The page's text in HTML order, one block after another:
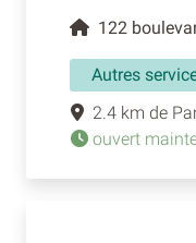
122
Autres
2.4 km de
ouvert